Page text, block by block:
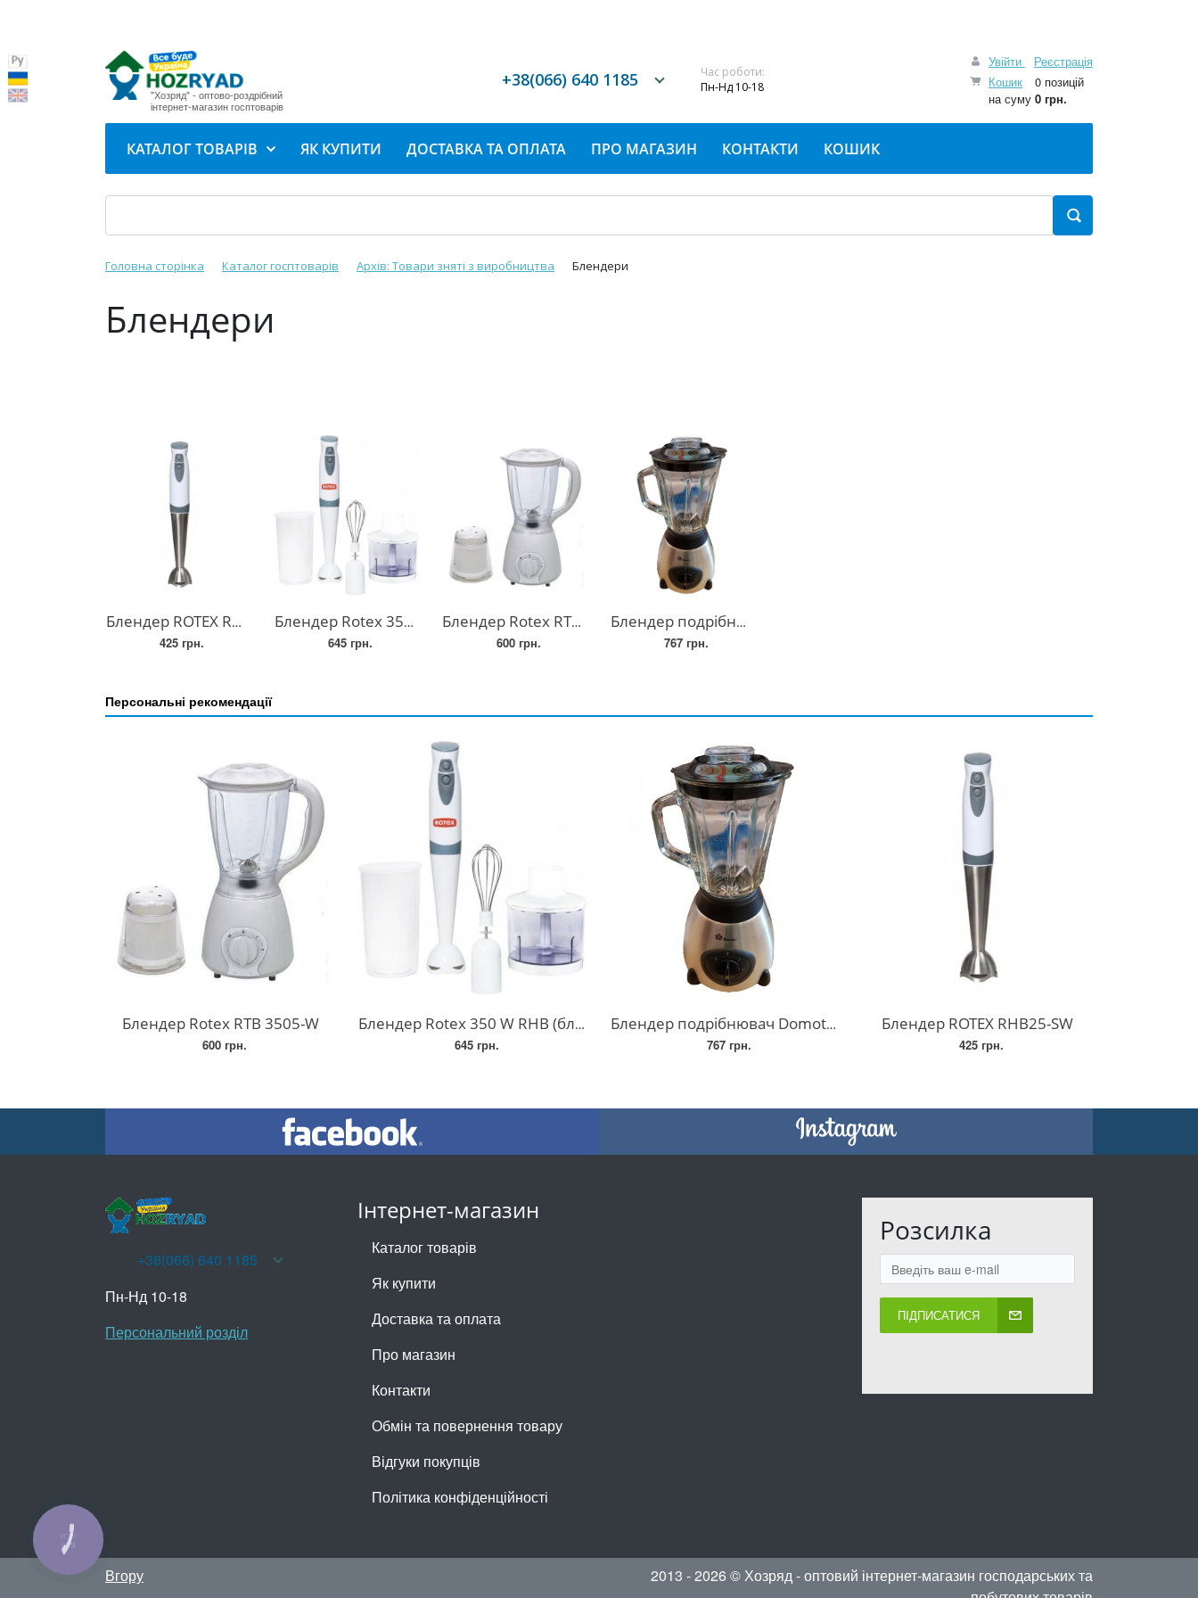
"Хозряд" - оптово-роздрібний
інтернет-магазин госптоварів
Увійти
Реєстрація
Кошик
0 позицій
на суму 0 грн.
+38(066) 640 1185
Час роботи:
Пн-Нд 10-18
КАТАЛОГ ТОВАРІВ ЯК КУПИТИ ДОСТАВКА ТА ОПЛАТА ПРО МАГАЗИН КОНТАКТИ КОШИК
Головна сторінка Каталог госптоварів Архів: Товари зняті з виробництва Блендери
Блендери
Блендер ROTEX RHB25-SW
425 грн.
Блендер Rotex 350 W RHB (блендер + подрібнювач)
645 грн.
Блендер Rotex RTB 3505-W
600 грн.
Блендер подрібнювач Domotec MS-6608 (чаша скло)
767 грн.
Персональні рекомендації
Блендер Rotex RTB 3505-W
600 грн.
Блендер Rotex 350 W RHB (блендер + подрібнювач)
645 грн.
Блендер подрібнювач Domotec MS-6608 (чаша скло)
767 грн.
Блендер ROTEX RHB25-SW
425 грн.
Інтернет-магазин
Каталог товарів
Як купити
Доставка та оплата
Про магазин
Контакти
Обмін та повернення товару
Відгуки покупців
Політика конфіденційності
Розсилка
ПІДПИСАТИСЯ
+38(066) 640 1185
Пн-Нд 10-18
Персональний розділ
Вгору
2013 - 2026 © Хозряд - оптовий інтернет-магазин господарських та
КНОПКА
ЗВ'ЯЗКУ